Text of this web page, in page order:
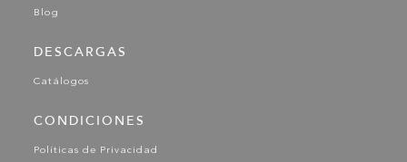
Blog
DESCARGAS
Catálogos
CONDICIONES
Políticas de Privacidad